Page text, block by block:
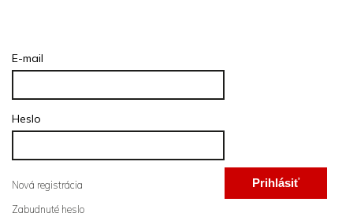
E-mail
Heslo
Prihlásiť
Nová registrácia
Zabudnuté heslo